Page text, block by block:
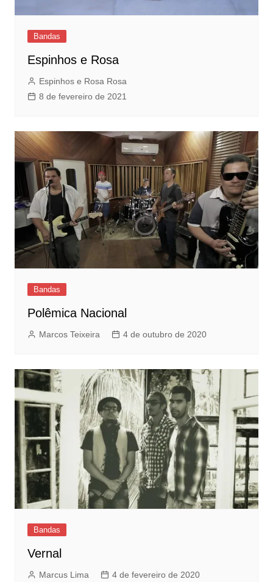
Bandas
Espinhos e Rosa
Espinhos e Rosa Rosa
8 de fevereiro de 2021
Bandas
Polêmica Nacional
Marcos Teixeira 4 de outubro de 2020
Bandas
Vernal
Marcus Lima 4 de fevereiro de 2020